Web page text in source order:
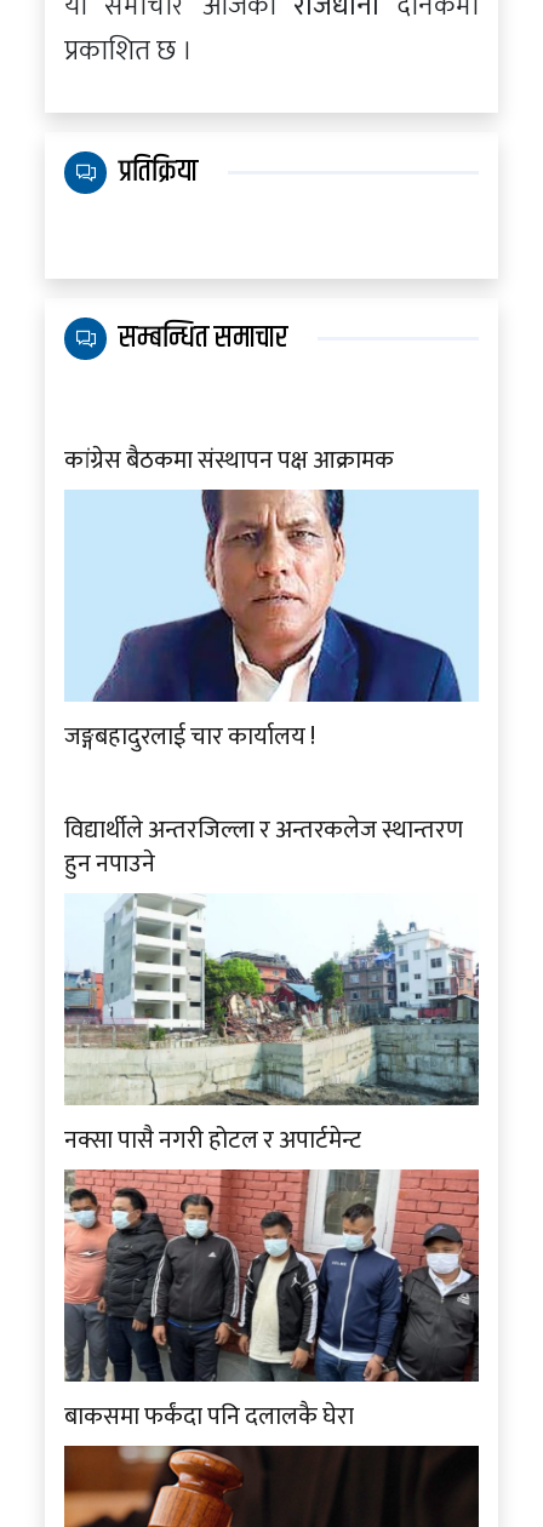
प्रकाशित छ ।
प्रतिक्रिया
सम्बन्धित समाचार
कांग्रेस बैठकमा संस्थापन पक्ष आक्रामक
जङ्गबहादुरलाई चार कार्यालय !
विद्यार्थीले अन्तरजिल्ला र अन्तरकलेज स्थान्तरण
हुन नपाउने
नक्सा पासै नगरी होटल र अपार्टमेन्ट
बाकसमा फर्कंदा पनि दलालकै घेरा